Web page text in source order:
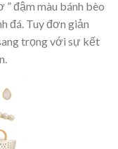
đậm màu bánh bèo
đá. Tuy đơn giản
trọng với sự kết